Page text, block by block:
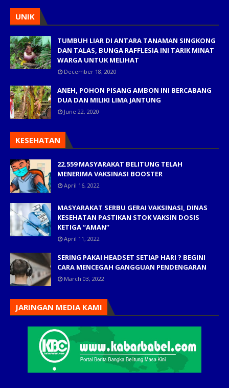
UNIK
TUMBUH LIAR DI ANTARA TANAMAN SINGKONG
DAN TALAS, BUNGA RAFFLESIA INI TARIK MINAT
WARGA UNTUK MELIHAT
December 18, 2020
ANEH, POHON PISANG AMBON INI BERCABANG
DUA DAN MILIKI LIMA JANTUNG
June 22, 2020
KESEHATAN
22.559 MASYARAKAT BELITUNG TELAH
MENERIMA VAKSINASI BOOSTER
April 16, 2022
MASYARAKAT SERBU GERAI VAKSINASI, DINAS
KESEHATAN PASTIKAN STOK VAKSIN DOSIS
KETIGA “AMAN”
April 11, 2022
SERING PAKAI HEADSET SETIAP HARI ? BEGINI
CARA MENCEGAH GANGGUAN PENDENGARAN
March 03, 2022
JARINGAN MEDIA KAMI